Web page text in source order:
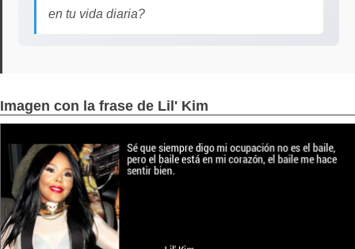
en tu vida diaria?
Imagen con la frase de Lil' Kim